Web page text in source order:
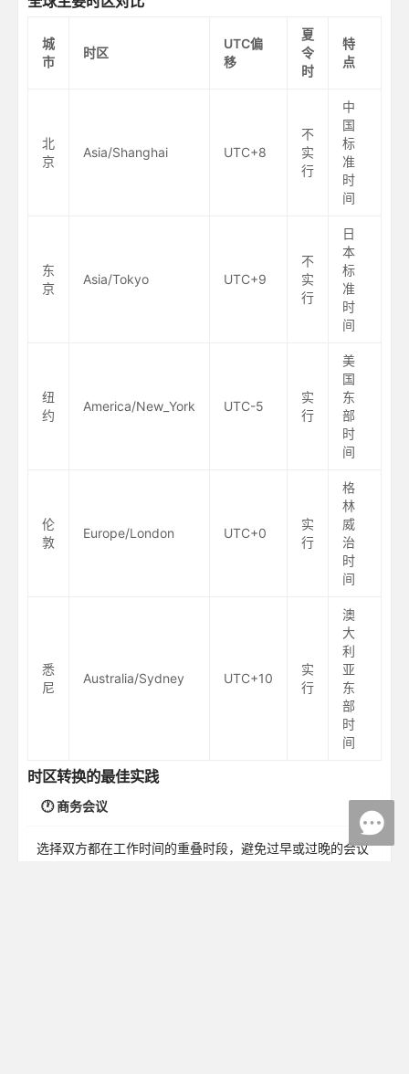
城
市
时区
UTC偏
移
夏
令
时
特
点
北
京
Asia/Shanghai UTC+8
不
实
行
中
国
标
准
时
间
东
京
Asia/Tokyo UTC+9
不
实
行
日
本
标
准
时
间
纽
约
America/New_York UTC-5
实
行
美
国
东
部
时
间
伦
敦
Europe/London UTC+0
实
行
格
林
威
治
时
间
悉
尼
Australia/Sydney UTC+10
实
行
澳
大
利
亚
东
部
时
间
时区转换的最佳实践
🕐 商务会议
选择双方都在工作时间的重叠时段，避免过早或过晚的会议